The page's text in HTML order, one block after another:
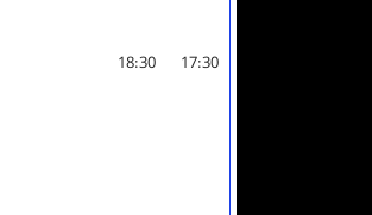
17:30
18:30